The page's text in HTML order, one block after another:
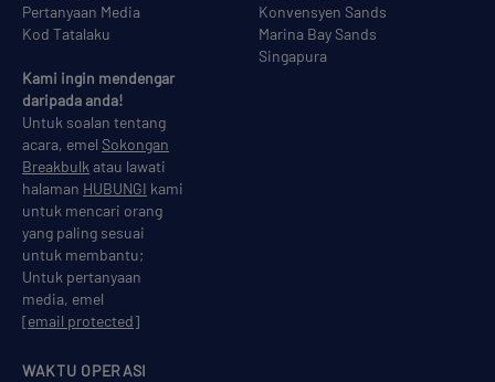
Konvensyen Sands
Marina Bay Sands
Singapura
WAKTU OPERASI
Pertanyaan Media
Kod Tatalaku
Kami ingin mendengar
daripada anda!
Untuk soalan tentang
acara, emel Sokongan
Breakbulk atau lawati
halaman HUBUNGI kami
untuk mencari orang
yang paling sesuai
untuk membantu;
Untuk pertanyaan
media, emel
[email protected]